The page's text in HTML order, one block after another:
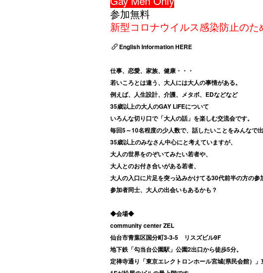
参加無料
新型コロナウイルス感染防止の
English Information HERE
仕事、恋愛、家族、健康・・・
若いころとは違う、大人には大人の事情がある。
例えば、人生設計、介護、メタボ、EDなどなど
35歳以上の大人のGAY LIFEについて
いろんな切り口で「大人の話」を楽しむ交流会です。
毎回5～10名程度の少人数で、話したいことをみんなで
35歳以上のみなさん中心にと考えていますが、
大人の世界をのぞいてみたい若者や、
大人とのお付き合いがある若者、
大人の入口に片足を突っ込みかけてる30代前半の方の参
参加者同士、大人の出会いもあるかも？
◆会場◆
community center ZEL
仙台市青葉区国分町3-3-5 リスズビル9F
地下鉄「勾当台公園駅」公園2出口から徒歩5分。
定禅寺通り「東京エレクトロンホール宮城(県民会館）」